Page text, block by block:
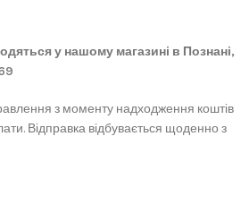
у нашому магазині в Познані,
з моменту надходження коштів
Відправка відбувається щоденно з